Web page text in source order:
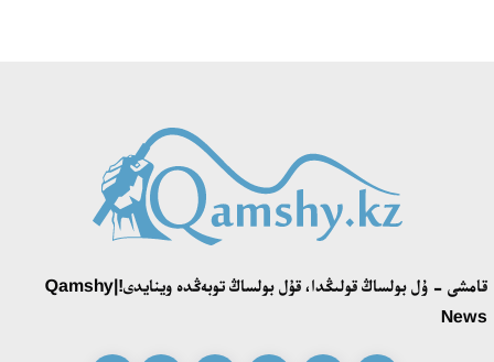
قونايەۆ قالاسىنىڭ اكىمى «سلاۆيان بازارى» بايقاۋىنىڭ جەڭىمپازى
اقەركە امالياتتى قابىلدادى
قازاق تىلىندەگى «قۇت» كونسەپتىسىنىڭ لينگۆومادەني سيپاتى
قامشى - ۇل بولساڭ قولىڭدا، قۇل بولساڭ توبەڭدە وينايدى!|Qamshy
News